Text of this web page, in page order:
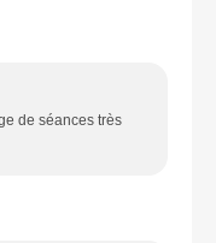
de séances très